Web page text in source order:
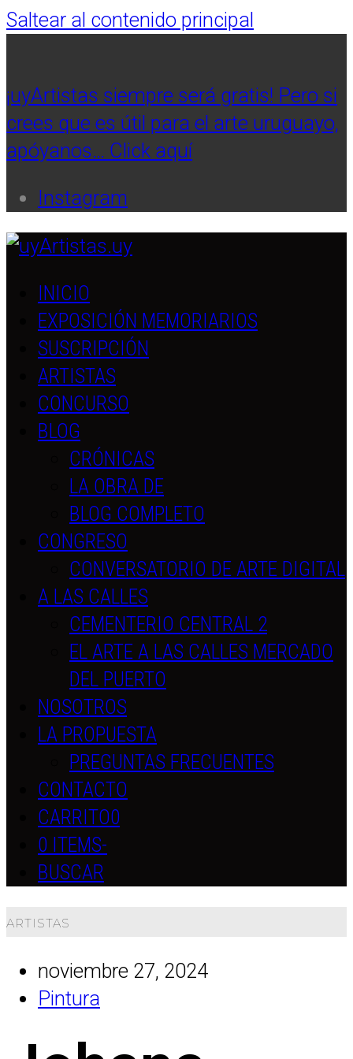
Saltear al contenido principal
¡uyArtistas siempre será gratis! Pero si
crees que es útil para el arte uruguayo,
apóyanos… Click aquí
Instagram
INICIO
EXPOSICIÓN MEMORIARIOS
SUSCRIPCIÓN
ARTISTAS
CONCURSO
BLOG
CRÓNICAS
LA OBRA DE
BLOG COMPLETO
CONGRESO
CONVERSATORIO DE ARTE DIGITAL
A LAS CALLES
CEMENTERIO CENTRAL 2
EL ARTE A LAS CALLES MERCADO
DEL PUERTO
NOSOTROS
LA PROPUESTA
PREGUNTAS FRECUENTES
CONTACTO
CARRITO0
0 ITEMS-
BUSCAR
ARTISTAS
noviembre 27, 2024
Pintura